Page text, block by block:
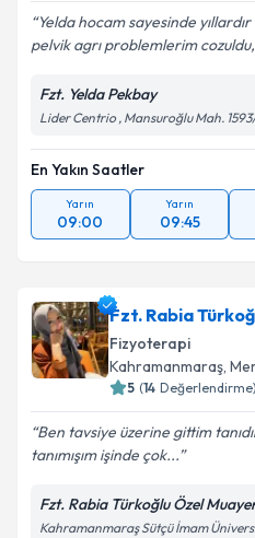
Yelda hocam sayesinde
pelvik agrı problemlerim
Fzt. Yelda Pekbay
Lider Centrio , Mansuroğlu Mah.
En Yakın Saatler
Yarın
09:00
Yarın
09:45
Fzt. Rabia
Fizyoterapi
Kahramanmaraş,
5 (14 Değerlendirme)
Ben tavsiye üzerine gittim
tanımışım işinde çok...
Fzt. Rabia Türkoğlu Özel
Kahramanmaraş Sütçü İmam